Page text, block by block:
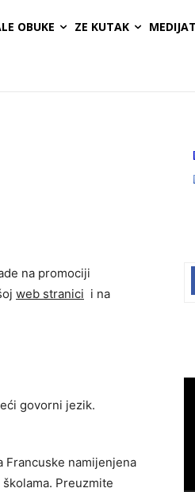
OBUKE ZE KUTAK
na promociji
web stranici i na
govorni jezik.
Francuske namijenjena
Preuzmite